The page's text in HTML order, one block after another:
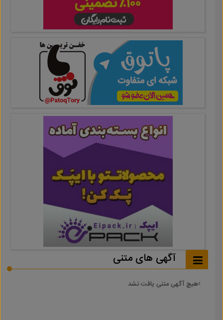
آگهی های متنی
هیچ آگهی متنی یافت نشد